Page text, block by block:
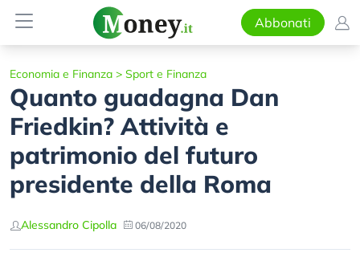
Abbonati
Economia e Finanza > Sport e Finanza
Quanto guadagna Dan
Friedkin? Attività e
patrimonio del futuro
presidente della Roma
Alessandro Cipolla 06/08/2020